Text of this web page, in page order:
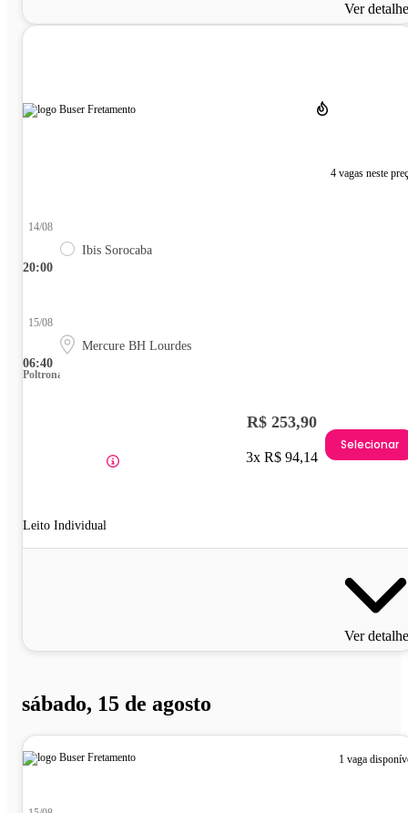
Ver
4 vagas neste
20:00
14/08
Ibis Sorocaba
06:40
15/08
Mercure BH Lourdes
Poltrona
Leito Individual
R$ 253,90
3x R$ 94,14
Selecionar
Ver
sábado, 15 de agosto
1 vaga